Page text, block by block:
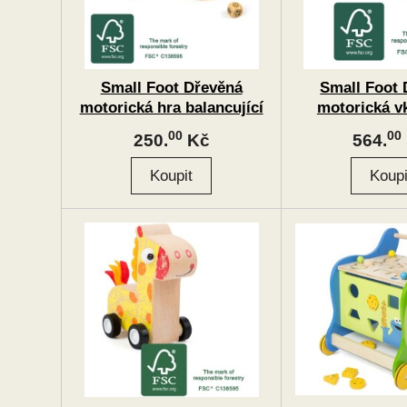
Small Foot Dřevěná
motorická hra balancující
žába
250.00Kč
Small Foot
motorická
vzdělávací
564.00